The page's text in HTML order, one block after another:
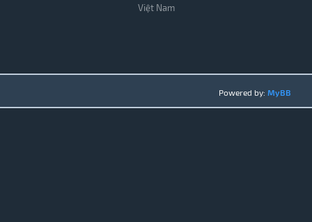
Việt Nam
Powered by: MyBB